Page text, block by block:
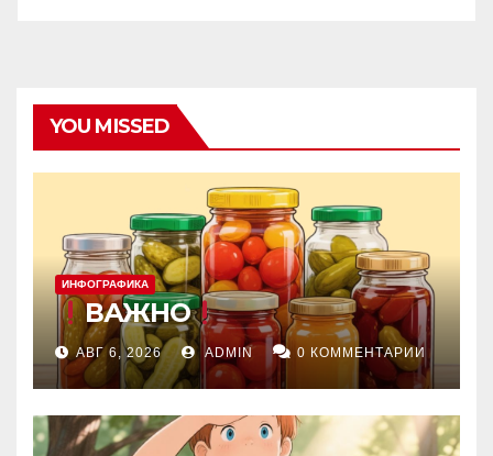
YOU MISSED
ИНФОГРАФИКА
ВАЖНО
АВГ 6, 2026 ADMIN 0 КОММЕНТАРИИ